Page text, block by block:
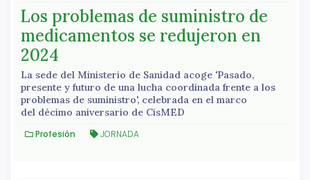
Los problemas de suministro de
medicamentos se redujeron en
2024
La sede del Ministerio de Sanidad acoge 'Pasado,
presente y futuro de una lucha coordinada frente a los
problemas de suministro', celebrada en el marco
del décimo aniversario de CisMED
Profesión JORNADA